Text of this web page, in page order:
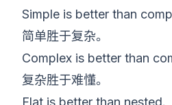
Simple is better than
简单胜于复杂。
Complex is better than
复杂胜于难懂。
Flat is better than nested.